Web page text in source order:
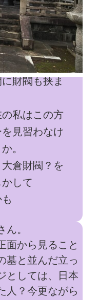
財閥も挟ま
私はこの方
見習わなけ
。
倉財閥？を
して
ん。
面から見ること
墓と並んだ立っ
としては、日本
人？今更ながら